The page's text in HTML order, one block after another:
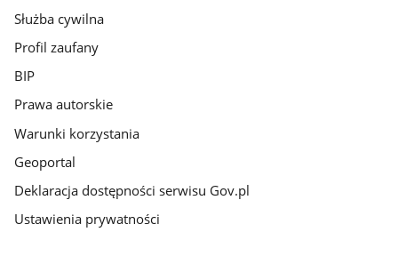
Służba cywilna
Profil zaufany
BIP
Prawa autorskie
Warunki korzystania
Geoportal
Deklaracja dostępności serwisu Gov.pl
Ustawienia prywatności